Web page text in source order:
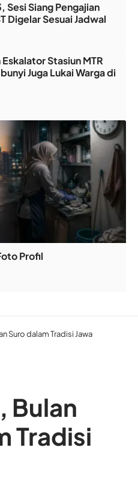
Sesi Siang Pengajian
Digelar Sesuai Jadwal
Stasiun MTR
Juga Lukai Warga di
Profil
Suro dalam Tradisi Jawa
Bulan
Tradisi